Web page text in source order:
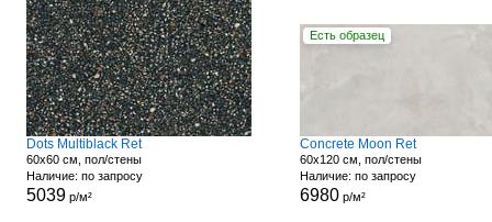
Dots Multiblack Ret
60x60 см, пол/стены
Наличие: по запросу
5039р/м²
Есть образец
Concrete Moon Ret
60x120 см, пол/стены
Наличие: по запросу
6980р/м²